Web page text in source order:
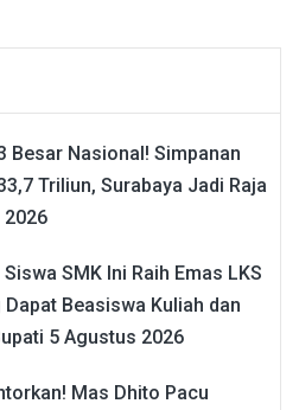
Besar Nasional! Simpanan
Triliun, Surabaya Jadi Raja
2026
SMK Ini Raih Emas LKS
Beasiswa Kuliah dan
5 Agustus 2026
Mas Dhito Pacu